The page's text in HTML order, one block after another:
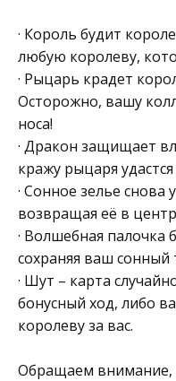
· Король будит
любую королеву,
· Рыцарь крадет
Осторожно, вашу
носа!
· Дракон защищает
кражу рыцаря
· Сонное зелье снова
возвращая её в
· Волшебная палочка
сохраняя ваш сонный
· Шут – карта
бонусный ход, либо
королеву за вас.
Обращаем внимание,